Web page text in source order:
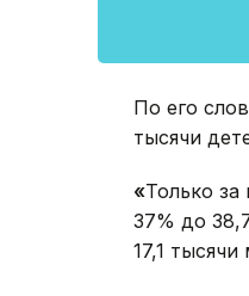
По его
тысячи
«Только
37% до
17,1